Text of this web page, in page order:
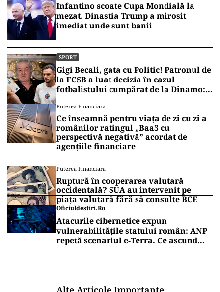
Infantino scoate Cupa Mondială la
mezat. Dinastia Trump a mirosit
imediat unde sunt banii
SPORT
Gigi Becali, gata cu Politic! Patronul de
la FCSB a luat decizia în cazul
fotbalistului cumpărat de la Dinamo:
Puterea Financiara
Ce înseamnă pentru viața de zi cu zi a
românilor ratingul „Baa3 cu
perspectivă negativă” acordat de
agențiile financiare
Puterea Financiara
Ruptură în cooperarea valutară
occidentală? SUA au intervenit pe
piața valutară fără să consulte BCE
Oficiuldestiri.ro
Atacurile cibernetice expun
vulnerabilitățile statului român: ANP
repetă scenariul e‑Terra. Ce ascund
Alte Articole Importante